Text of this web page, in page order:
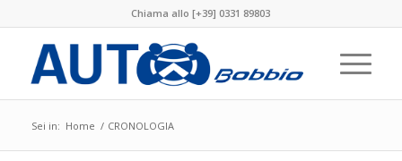
Chiama allo [+39] 0331 89803
Sei in: Home / CRONOLOGIA